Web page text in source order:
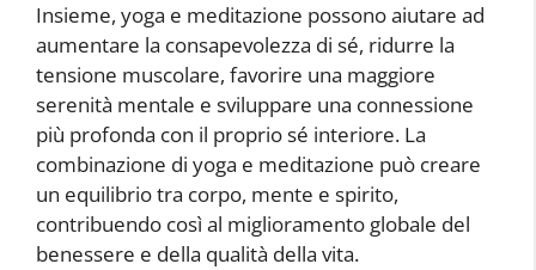
Insieme, yoga e meditazione possono aiutare ad
aumentare la consapevolezza di sé, ridurre la
tensione muscolare, favorire una maggiore
serenità mentale e sviluppare una connessione
più profonda con il proprio sé interiore. La
combinazione di yoga e meditazione può creare
un equilibrio tra corpo, mente e spirito,
contribuendo così al miglioramento globale del
benessere e della qualità della vita.